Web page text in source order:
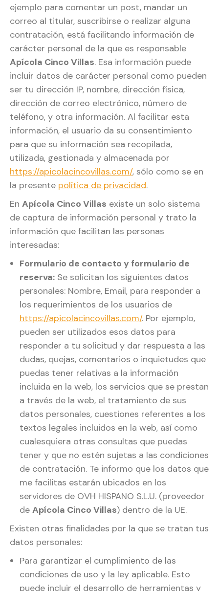
ejemplo para comentar un post, mandar un
correo al titular, suscribirse o realizar alguna
contratación, está facilitando información de
carácter personal de la que es responsable
Apícola Cinco Villas. Esa información puede
incluir datos de carácter personal como pueden
ser tu dirección IP, nombre, dirección física,
dirección de correo electrónico, número de
teléfono, y otra información. Al facilitar esta
información, el usuario da su consentimiento
para que su información sea recopilada,
utilizada, gestionada y almacenada por
https://apicolacincovillas.com/, sólo como se en
la presente política de privacidad.
En Apícola Cinco Villas existe un solo sistema
de captura de información personal y trato la
información que facilitan las personas
interesadas:
Formulario de contacto y formulario de
reserva: Se solicitan los siguientes datos
personales: Nombre, Email, para responder a
los requerimientos de los usuarios de
https://apicolacincovillas.com/. Por ejemplo,
pueden ser utilizados esos datos para
responder a tu solicitud y dar respuesta a las
dudas, quejas, comentarios o inquietudes que
puedas tener relativas a la información
incluida en la web, los servicios que se prestan
a través de la web, el tratamiento de sus
datos personales, cuestiones referentes a los
textos legales incluidos en la web, así como
cualesquiera otras consultas que puedas
tener y que no estén sujetas a las condiciones
de contratación. Te informo que los datos que
me facilitas estarán ubicados en los
servidores de OVH HISPANO S.L.U. (proveedor
de Apícola Cinco Villas) dentro de la UE.
Existen otras finalidades por la que se tratan tus
datos personales:
Para garantizar el cumplimiento de las
condiciones de uso y la ley aplicable. Esto
puede incluir el desarrollo de herramientas y